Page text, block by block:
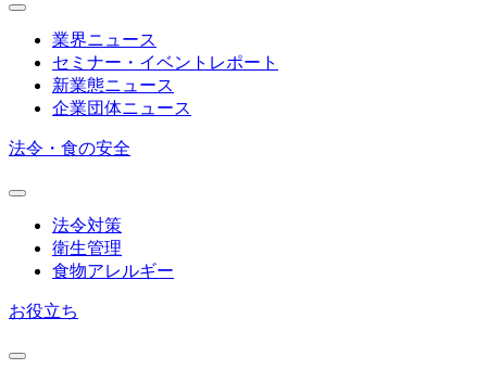
業界ニュース
セミナー・イベントレポート
新業態ニュース
企業団体ニュース
法令・食の安全
法令対策
衛生管理
食物アレルギー
お役立ち